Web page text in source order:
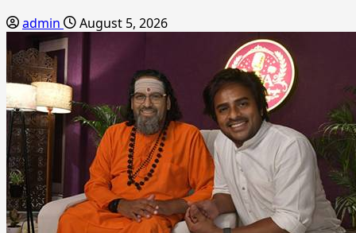
admin August 5, 2026